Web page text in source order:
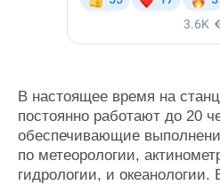
В настоящее время на
постоянно работают до 20
обеспечивающие
по метеорологии,
гидрологии, и